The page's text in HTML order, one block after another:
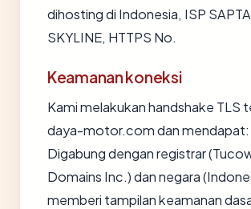
dihosting di Indonesia, ISP
SKYLINE, HTTPS No.
Keamanan koneksi
Kami melakukan handshake TLS
daya-motor.com dan mendapat:
Digabung dengan registrar
Domains Inc.) dan negara
memberi tampilan keamanan